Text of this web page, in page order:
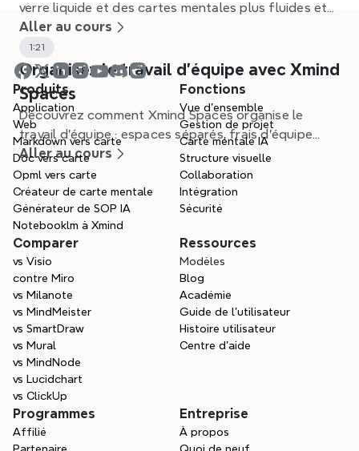
verre liquide et des cartes mentales plus fluides et
immersives.
Aller au cours
1:21
Organisez le travail d'équipe avec Xmind
Spaces
Découvrez comment Xmind Spaces organise le
travail d'équipe : espaces séparés, frais d'équipe
uniques et gestion de projet plus claire.
Aller au cours
Produits
Application
Web
Markdown vers carte
Doc vers carte
Opml vers carte
Créateur de carte mentale
Générateur de SOP IA
Notebooklm à Xmind
Fonctions
Vue d'ensemble
Gestion de projet
Carte mentale IA
Structure visuelle
Collaboration
Intégration
Sécurité
Comparer
vs Visio
contre Miro
vs Milanote
vs MindMeister
vs SmartDraw
vs Mural
vs MindNode
vs Lucidchart
vs ClickUp
Ressources
Modèles
Blog
Académie
Guide de l’utilisateur
Histoire utilisateur
Centre d'aide
Programmes
Affilié
Partenaire
Entreprise
À propos
Quoi de neuf